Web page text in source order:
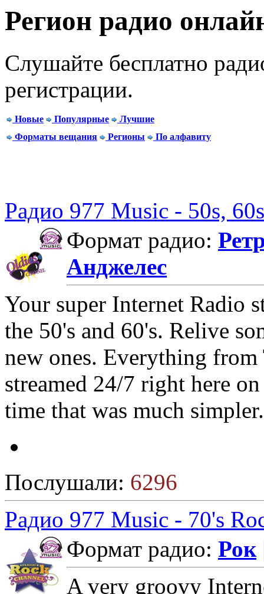
Регион радио
Слушайте бесплатно
регистрации.
Новые Популярные
Лучшие
Форматы вещания
Регионы По алфавиту
Радио 977 Music - 50s,
Формат радио:
Анджелес
Your super Internet Radio
the 50's and 60's. Relive
new ones. Everything from
streamed 24/7 right here
time that was much simpler.
Послушали: 6296
Радио 977 Music - 70's
Формат радио: Рок
A very groovy